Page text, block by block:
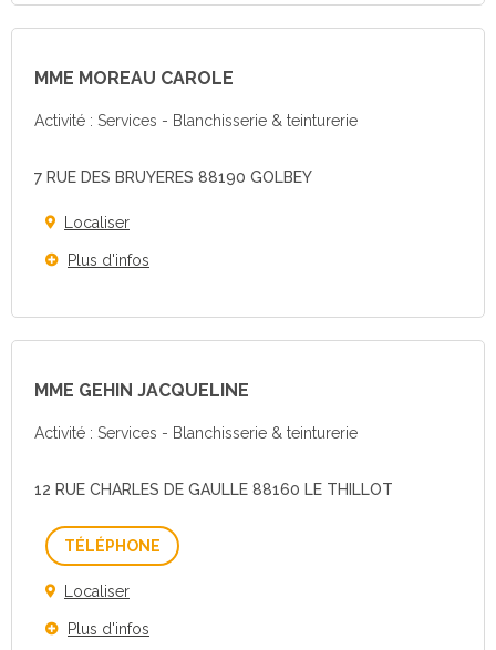
MME MOREAU CAROLE
Activité : Services - Blanchisserie & teinturerie
7 RUE DES BRUYERES 88190 GOLBEY
Localiser
Plus d'infos
MME GEHIN JACQUELINE
Activité : Services - Blanchisserie & teinturerie
12 RUE CHARLES DE GAULLE 88160 LE THILLOT
Téléphone
Localiser
Plus d'infos